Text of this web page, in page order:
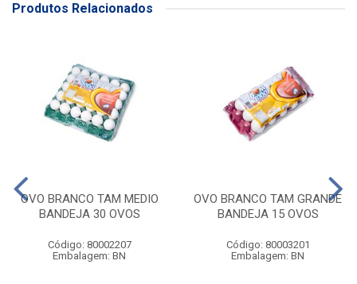
Produtos Relacionados
OVO BRANCO TAM MEDIO
BANDEJA 30 OVOS
Código: 80002207
Embalagem: BN
OVO BRANCO TAM GRANDE
BANDEJA 15 OVOS
Código: 80003201
Embalagem: BN